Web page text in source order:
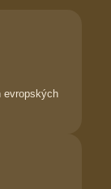
evropských